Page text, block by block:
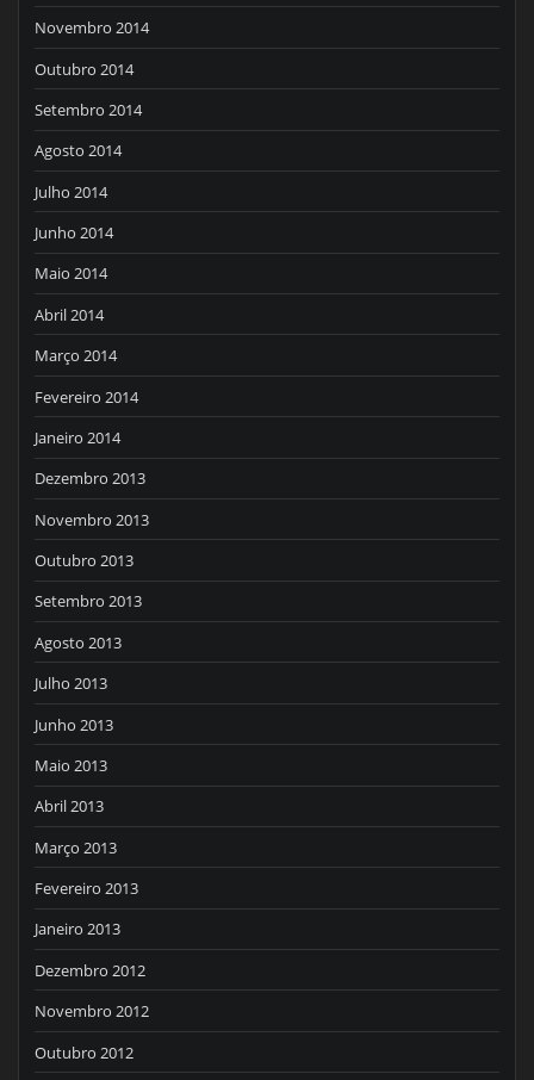
Novembro 2014
Outubro 2014
Setembro 2014
Agosto 2014
Julho 2014
Junho 2014
Maio 2014
Abril 2014
Março 2014
Fevereiro 2014
Janeiro 2014
Dezembro 2013
Novembro 2013
Outubro 2013
Setembro 2013
Agosto 2013
Julho 2013
Junho 2013
Maio 2013
Abril 2013
Março 2013
Fevereiro 2013
Janeiro 2013
Dezembro 2012
Novembro 2012
Outubro 2012